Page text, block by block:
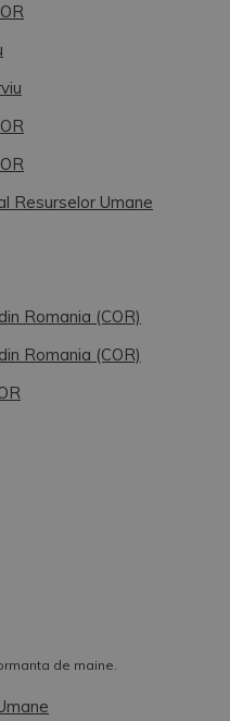
Resurselor Umane
Romania (COR)
Romania (COR)
de maine.